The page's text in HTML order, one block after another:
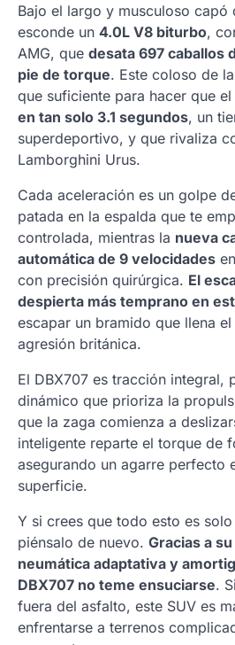
Bajo el largo y musculoso capó
esconde un 4.0L V8 biturbo,
AMG, que desata 697 caballos
pie de torque. Este coloso de
que suficiente para hacer que el
en tan solo 3.1 segundos, un
superdeportivo, y que rivaliza
Lamborghini Urus.
Cada aceleración es un golpe
patada en la espalda que te
controlada, mientras la nueva
automática de 9 velocidades
con precisión quirúrgica. El
despierta más temprano en
escapar un bramido que llena
agresión británica.
El DBX707 es tracción integral,
dinámico que prioriza la
que la zaga comienza a
inteligente reparte el torque de
asegurando un agarre perfecto
superficie.
Y si crees que todo esto es
piénsalo de nuevo. Gracias a
neumática adaptativa y
DBX707 no teme ensuciarse.
fuera del asfalto, este SUV es
enfrentarse a terrenos